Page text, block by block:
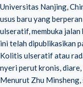
Universitas Nanjing,
usus baru yang
ulseratif, membuka
ini telah dipublikasikan
Kolitis ulseratif atau
nyeri perut kronis,
Menurut Zhu